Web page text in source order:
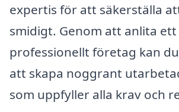
expertis för att säkerställa
smidigt. Genom att anlita ett
professionellt företag kan
att skapa noggrant
som uppfyller alla krav och